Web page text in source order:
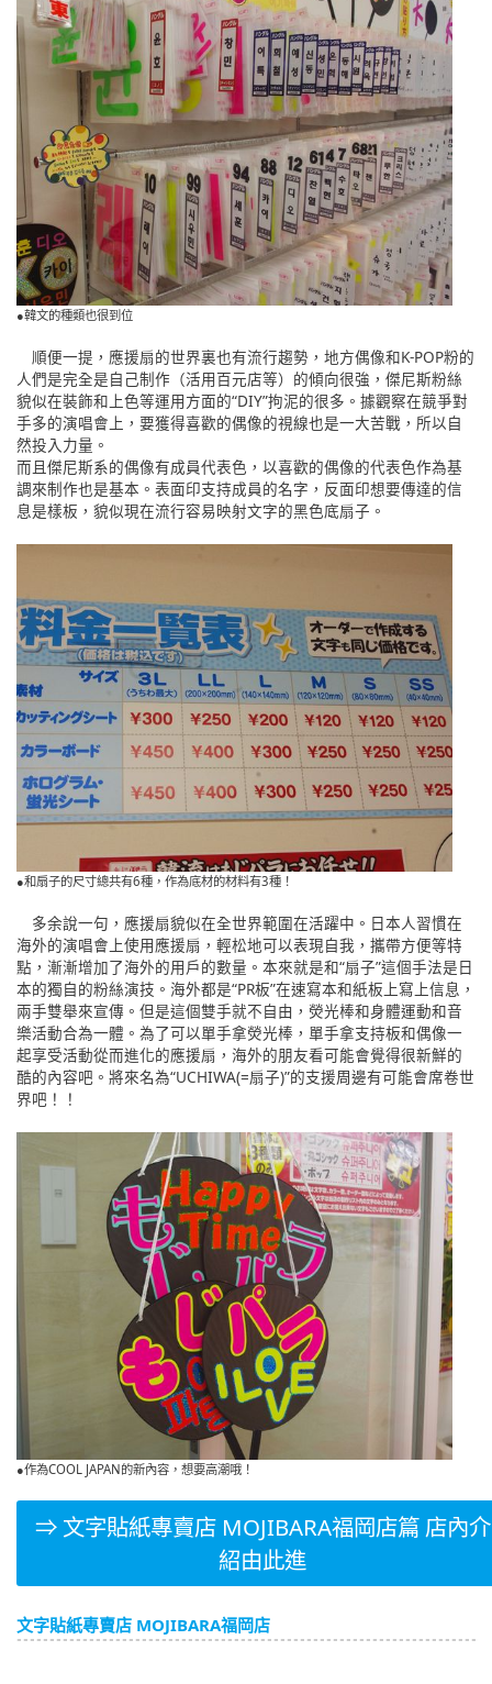
●韓文的種類也很到位
順便一提，應援扇的世界裏也有流行趨勢，地方偶像和K-POP粉的
人們是完全是自己制作（活用百元店等）的傾向很強，傑尼斯粉絲
貌似在裝飾和上色等運用方面的“DIY”拘泥的很多。據觀察在競爭對
手多的演唱會上，要獲得喜歡的偶像的視線也是一大苦戰，所以自
然投入力量。
而且傑尼斯系的偶像有成員代表色，以喜歡的偶像的代表色作為基
調來制作也是基本。表面印支持成員的名字，反面印想要傳達的信
息是樣板，貌似現在流行容易映射文字的黑色底扇子。
●和扇子的尺寸總共有6種，作為底材的材料有3種！
多余說一句，應援扇貌似在全世界範圍在活躍中。日本人習慣在
海外的演唱會上使用應援扇，輕松地可以表現自我，攜帶方便等特
點，漸漸增加了海外的用戶的數量。本來就是和“扇子”這個手法是日
本的獨自的粉絲演技。海外都是“PR板”在速寫本和紙板上寫上信息，
兩手雙舉來宣傳。但是這個雙手就不自由，熒光棒和身體運動和音
樂活動合為一體。為了可以單手拿熒光棒，單手拿支持板和偶像一
起享受活動從而進化的應援扇，海外的朋友看可能會覺得很新鮮的
酷的內容吧。將來名為“UCHIWA(=扇子)”的支援周邊有可能會席卷世
界吧！！
●作為COOL JAPAN的新內容，想要高潮哦！
⇒ 文字貼紙專賣店 MOJIBARA福岡店篇 店內介
紹由此進
文字貼紙專賣店 MOJIBARA福岡店